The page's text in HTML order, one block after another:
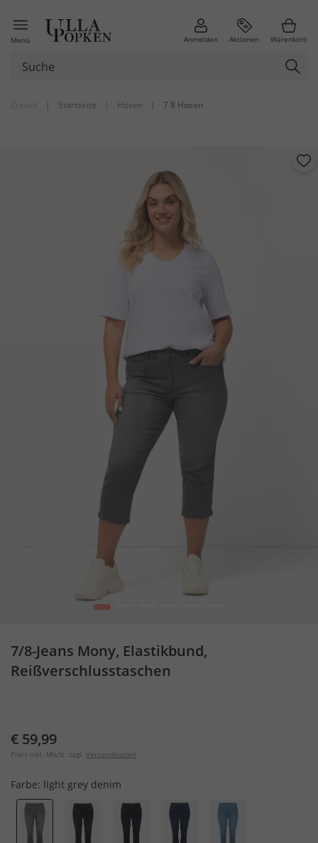
Menü Anmelden Aktionen Warenkorb
| Startseite | Hosen | 7 8 Hosen
1
7/8-Jeans Mony, Elastikbund,
Reißverschlusstaschen
€ 59,99
Preis inkl. MwSt. zzgl. Versandkosten
Farbe: light grey denim